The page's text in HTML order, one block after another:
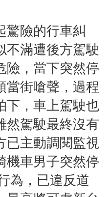
驚險的行車糾
不滿遭後方駕駛
險，當下突然停
當街嗆聲，過程
下，車上駕駛也
然駕駛最終沒有
已主動調閱監視
機車男子突然停
為，已違反道